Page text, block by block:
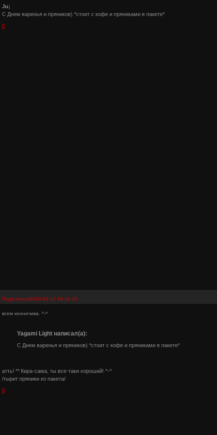
Ju;
С Днем варенья и пряников) *стоит с кофе и пряниками в пакете*
0
Поделиться2010-02-12 18:14:10
всем конничива. ^-^
Yagami Light написал(а):
С Днем варенья и пряников) *стоит с кофе и пряниками в пакете*
атть! ** Кира-сама, ты все-таки хороший! ^-^
/тырит пряники из пакета/
0